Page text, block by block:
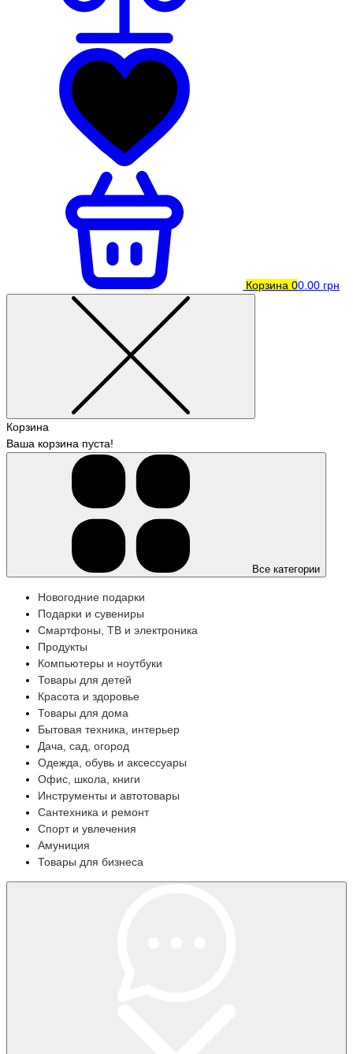
Корзина 00.00 грн
Корзина
Ваша корзина пуста!
Все категории
Новогодние подарки
Подарки и сувениры
Смартфоны, ТВ и электроника
Продукты
Компьютеры и ноутбуки
Товары для детей
Красота и здоровье
Товары для дома
Бытовая техника, интерьер
Дача, сад, огород
Одежда, обувь и аксессуары
Офис, школа, книги
Инструменты и автотовары
Сантехника и ремонт
Спорт и увлечения
Амуниция
Товары для бизнеса